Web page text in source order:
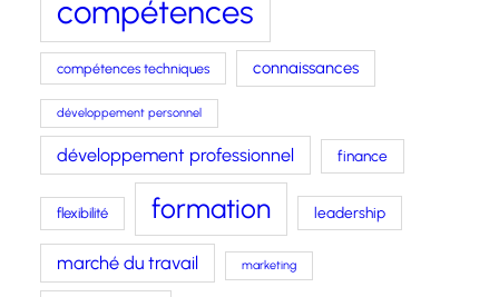
compétences
compétences techniques connaissances
développement personnel
développement professionnel finance
flexibilité formation leadership
marché du travail marketing